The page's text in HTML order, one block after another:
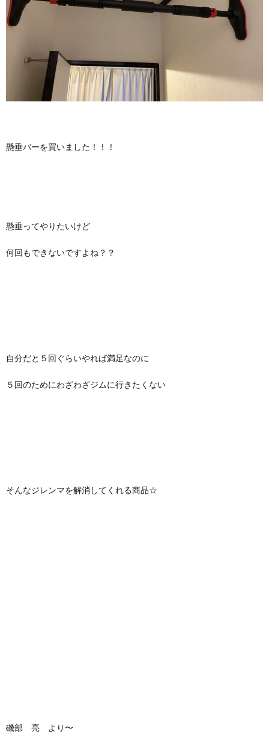
懸垂バーを買いました！！！
懸垂ってやりたいけど
何回もできないですよね？？
自分だと５回ぐらいやれば満足なのに
５回のためにわざわざジムに行きたくない
そんなジレンマを解消してくれる商品☆
磯部 亮 より〜